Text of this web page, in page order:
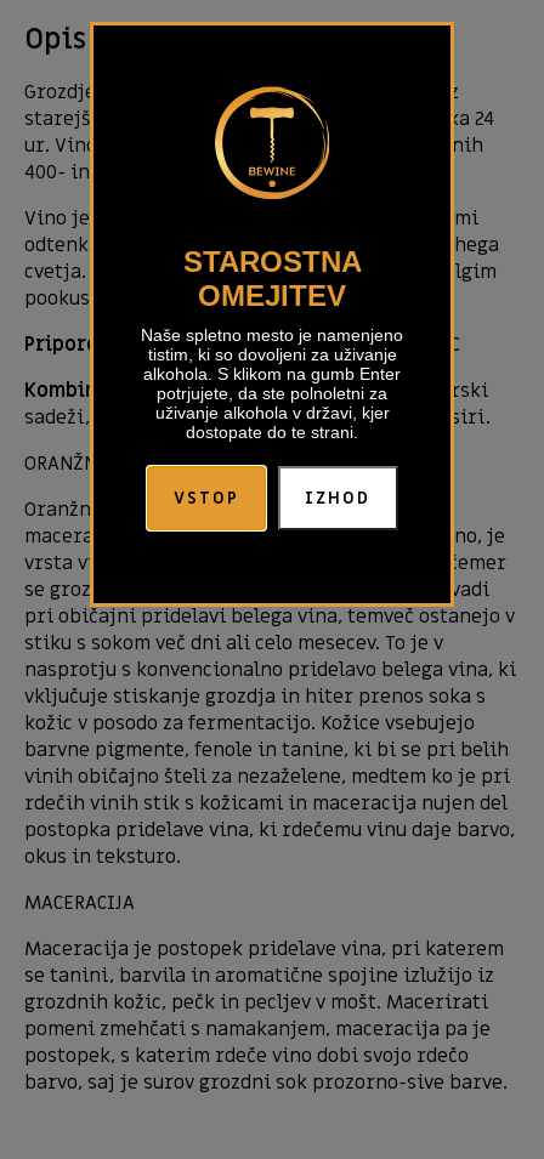
STAROSTNA
OMEJITEV
Naše spletno mesto je namenjeno
tistim, ki so dovoljeni za uživanje
alkohola. S klikom na gumb Enter
potrjujete, da ste polnoletni za
uživanje alkohola v državi, kjer
dostopate do te strani.
VSTOP IZHOD
Opis izdelka
Grozdje za belo Staro brajdo izvira izključno iz
starejših vinogradov. Hladna maceracija poteka 24
ur. Vino nato zori 12 mesecev v novih in rabljenih
400- in 600-litrskih hrastovih sodih.
Vino je slamnato rumene barve z zlato rumenimi
odtenki. Nežne arome zrelega sadja, lesa in suhega
cvetja. Polnega telesa, s prijetno svežino in dolgim
pookusom.
Priporočena temperatura serviranja:12-14 °C
Kombinacija s hrano: Teletina, belo meso, morski
sadeži, začinjene ribje jedi, belo meso, mladi siri.
ORANŽNO VINO
Oranžno vino, znano tudi kot belo vino z daljšo
maceracijo, vino s stikom kožic ali jantarno vino, je
vrsta vina, pridelanega iz belega grozdja, pri čemer
se grozdne kožice ne odstranijo, kot je to v navadi
pri običajni pridelavi belega vina, temveč ostanejo v
stiku s sokom več dni ali celo mesecev. To je v
nasprotju s konvencionalno pridelavo belega vina, ki
vključuje stiskanje grozdja in hiter prenos soka s
kožic v posodo za fermentacijo. Kožice vsebujejo
barvne pigmente, fenole in tanine, ki bi se pri belih
vinih običajno šteli za nezaželene, medtem ko je pri
rdečih vinih stik s kožicami in maceracija nujen del
postopka pridelave vina, ki rdečemu vinu daje barvo,
okus in teksturo.
MACERACIJA
Maceracija je postopek pridelave vina, pri katerem
se tanini, barvila in aromatične spojine izlužijo iz
grozdnih kožic, pečk in pecljev v mošt. Macerirati
pomeni zmehčati s namakanjem, maceracija pa je
postopek, s katerim rdeče vino dobi svojo rdečo
barvo, saj je surov grozdni sok prozorno-sive barve.